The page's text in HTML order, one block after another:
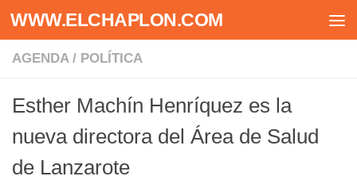
Saltar al contenido
WWW.ELCHAPLON.COM
AGENDA / POLÍTICA
Esther Machín Henríquez es la
nueva directora del Área de Salud
de Lanzarote